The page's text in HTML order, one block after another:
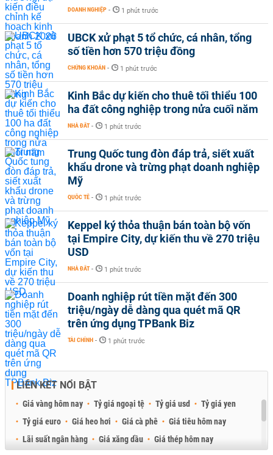
DOANH NGHIỆP - 1 phút trước
UBCK xử phạt 5 tổ chức, cá nhân, tổng
số tiền hơn 570 triệu đồng
CHỨNG KHOÁN - 1 phút trước
Kinh Bắc dự kiến cho thuê tối thiểu 100
ha đất công nghiệp trong nửa cuối năm
NHÀ ĐẤT - 1 phút trước
Trung Quốc tung đòn đáp trả, siết xuất
khẩu drone và trừng phạt doanh nghiệp
Mỹ
QUỐC TẾ - 1 phút trước
Keppel ký thỏa thuận bán toàn bộ vốn
tại Empire City, dự kiến thu về 270 triệu
USD
NHÀ ĐẤT - 1 phút trước
Doanh nghiệp rút tiền mặt đến 300
triệu/ngày dễ dàng qua quét mã QR
trên ứng dụng TPBank Biz
TÀI CHÍNH - 1 phút trước
LIÊN KẾT NỔI BẬT
Giá vàng hôm nay Tỷ giá ngoại tệ Tỷ giá usd
Tỷ giá yen
Tỷ giá euro
Giá heo hơi Giá cà phê
Giá tiêu hôm nay
Lãi suất ngân hàng
Giá xăng dầu
Giá thép hôm nay